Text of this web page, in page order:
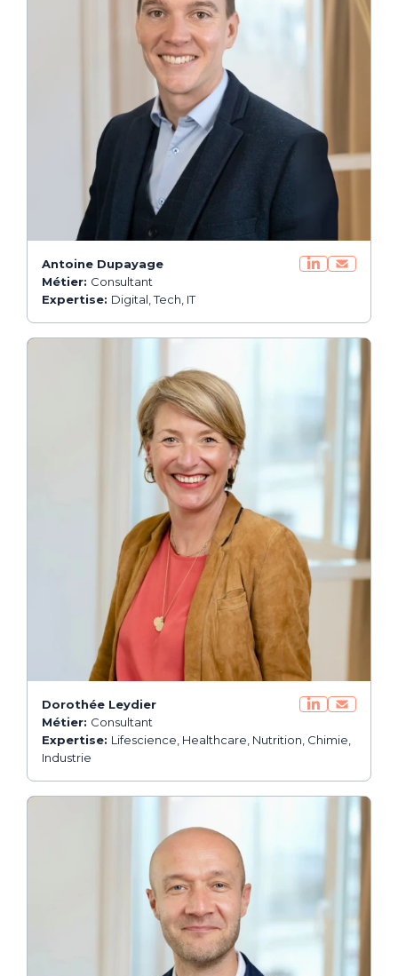
Antoine Dupayage
Métier: Consultant
Expertise: Digital, Tech, IT
Dorothée Leydier
Métier: Consultant
Expertise: Lifescience, Healthcare, Nutrition, Chimie,
Industrie